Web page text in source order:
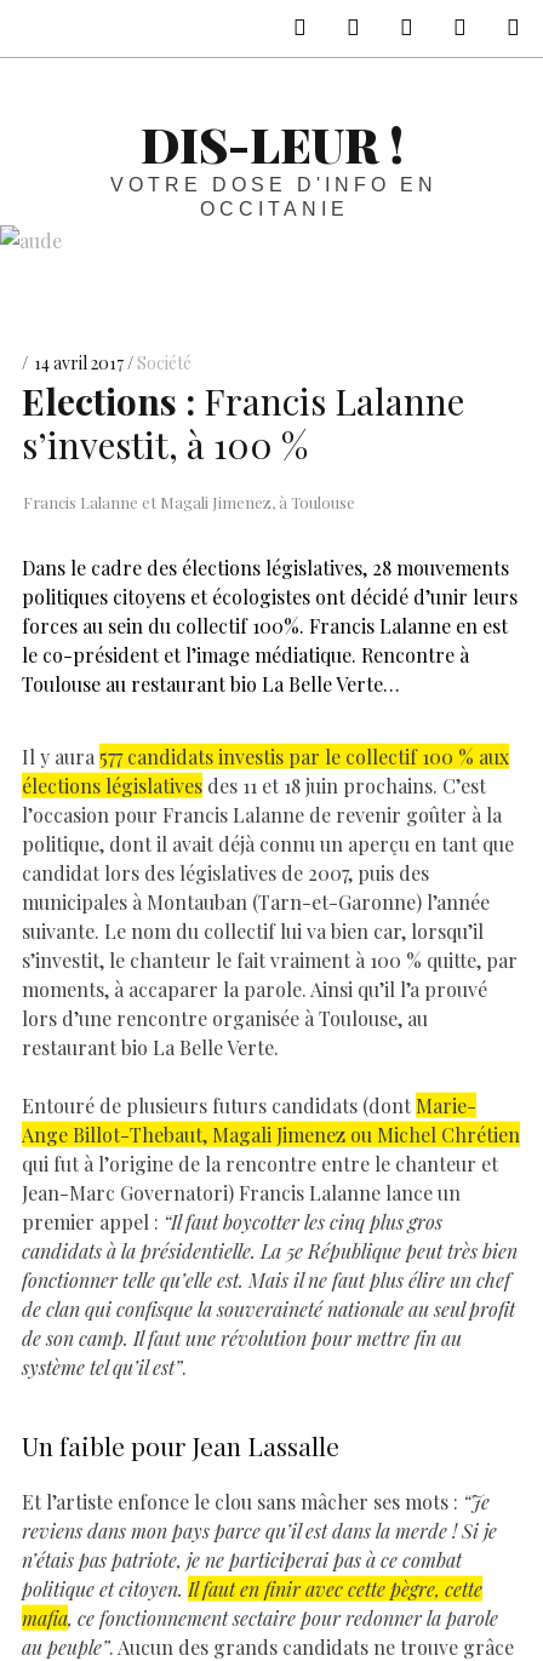
DIS-LEUR !
VOTRE DOSE D'INFO EN
OCCITANIE
14 avril 2017 Société
Elections : Francis Lalanne
s’investit, à 100 %
Francis Lalanne et Magali Jimenez, à Toulouse
Dans le cadre des élections législatives, 28 mouvements
politiques citoyens et écologistes ont décidé d’unir leurs
forces au sein du collectif 100%. Francis Lalanne en est
le co-président et l’image médiatique. Rencontre à
Toulouse au restaurant bio La Belle Verte…
Il y aura 577 candidats investis par le collectif 100 % aux
élections législatives des 11 et 18 juin prochains. C’est
l’occasion pour Francis Lalanne de revenir goûter à la
politique, dont il avait déjà connu un aperçu en tant que
candidat lors des législatives de 2007, puis des
municipales à Montauban (Tarn-et-Garonne) l’année
suivante. Le nom du collectif lui va bien car, lorsqu’il
s’investit, le chanteur le fait vraiment à 100 % quitte, par
moments, à accaparer la parole. Ainsi qu’il l’a prouvé
lors d’une rencontre organisée à Toulouse, au
restaurant bio La Belle Verte.
Entouré de plusieurs futurs candidats (dont Marie-
Ange Billot-Thebaut, Magali Jimenez ou Michel Chrétien
qui fut à l’origine de la rencontre entre le chanteur et
Jean-Marc Governatori) Francis Lalanne lance un
premier appel : “Il faut boycotter les cinq plus gros
candidats à la présidentielle. La 5e République peut très bien
fonctionner telle qu’elle est. Mais il ne faut plus élire un chef
de clan qui confisque la souveraineté nationale au seul profit
de son camp. Il faut une révolution pour mettre fin au
système tel qu’il est”.
Un faible pour Jean Lassalle
Et l’artiste enfonce le clou sans mâcher ses mots : “Je
reviens dans mon pays parce qu’il est dans la merde ! Si je
n’étais pas patriote, je ne participerai pas à ce combat
politique et citoyen. Il faut en finir avec cette pègre, cette
mafia, ce fonctionnement sectaire pour redonner la parole
au peuple”. Aucun des grands candidats ne trouve grâce